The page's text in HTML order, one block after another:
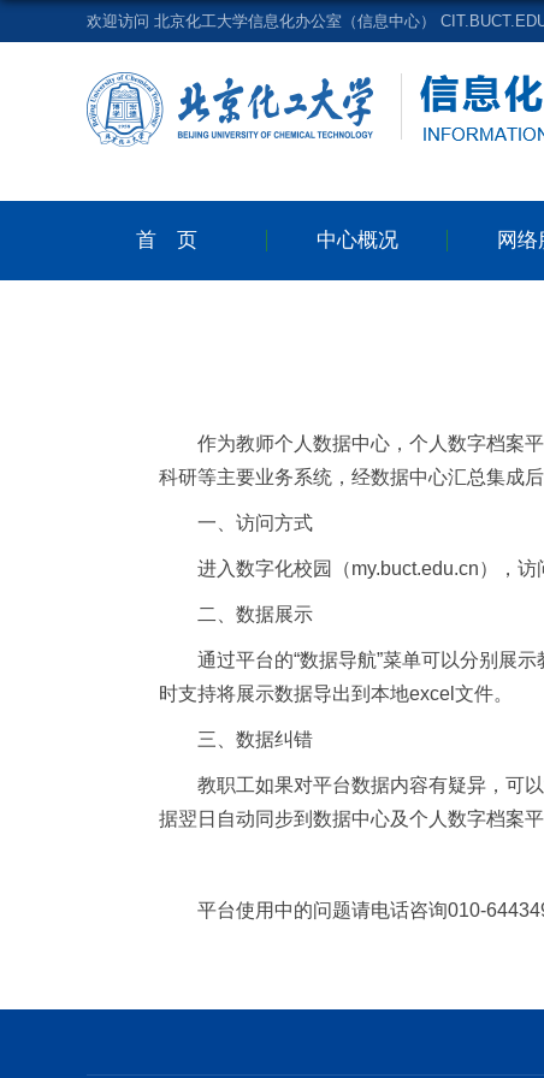
欢迎访问 北京化工大学信息化办公室（信息中心）
首页 中心概况 网络
作为教师个人数据中心，个人数字档案
科研等主要业务系统，经数据中心汇总集成
一、访问方式
进入数字化校园（my.buct.edu.cn），访
二、数据展示
通过平台的“数据导航”菜单可以分别展
时支持将展示数据导出到本地excel文件。
三、数据纠错
教职工如果对平台数据内容有疑异，可
据翌日自动同步到数据中心及个人数字档案平
平台使用中的问题请电话咨询010-